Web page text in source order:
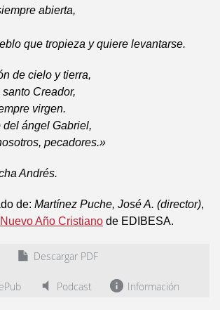
abierta,
que tropieza y quiere levantarse.
de cielo y tierra,
Creador,
virgen.
ángel Gabriel,
pecadores.»
Andrés.
de: Martínez Puche, José A. (director),
Año Cristiano de EDIBESA.
Descargar PDF
Podcast Información